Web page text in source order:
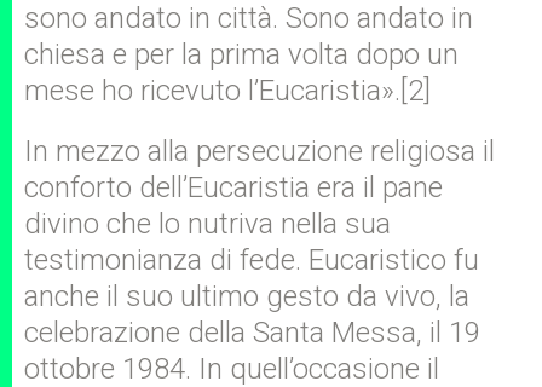
sono andato in città. Sono andato in
chiesa e per la prima volta dopo un
mese ho ricevuto l’Eucaristia».[2]
In mezzo alla persecuzione religiosa il
conforto dell’Eucaristia era il pane
divino che lo nutriva nella sua
testimonianza di fede. Eucaristico fu
anche il suo ultimo gesto da vivo, la
celebrazione della Santa Messa, il 19
ottobre 1984. In quell’occasione il